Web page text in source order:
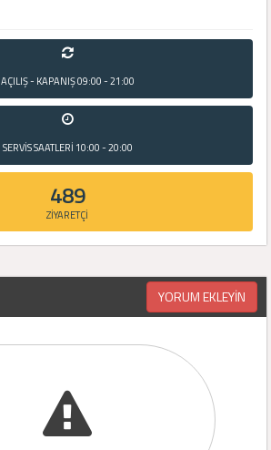
AÇILIŞ - KAPANIŞ09:00 - 21:00
SERVİS SAATLERİ 10:00 - 20:00
489
ZİYARETÇİ
YORUM EKLEYİN